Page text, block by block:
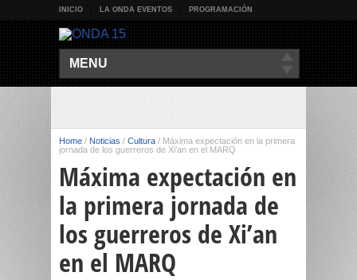
INICIO LA ONDA EVENTOS PROGRAMACIÓN
MENU
Home / Noticias / Cultura / Máxima expectación en la primera
jornada de los guerreros de Xi’an en el MARQ
Máxima expectación en
la primera jornada de
los guerreros de Xi’an
en el MARQ